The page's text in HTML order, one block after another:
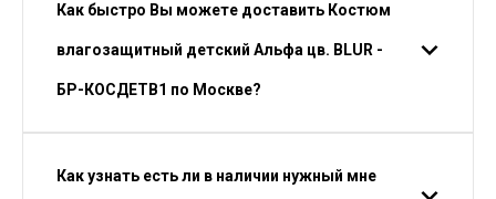
Как быстро Вы можете доставить Костюм
влагозащитный детский Альфа цв. BLUR -
БР-КОСДЕТВ1 по Москве?
Как узнать есть ли в наличии нужный мне